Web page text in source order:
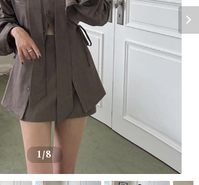
1/8